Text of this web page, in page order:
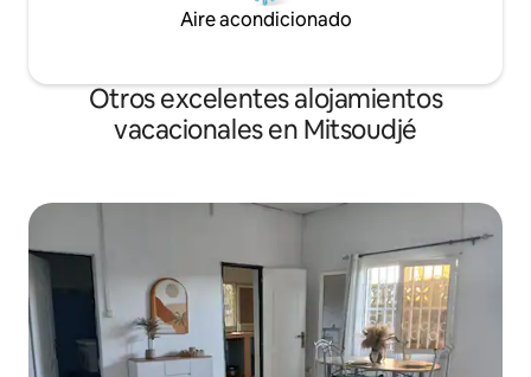
Aire acondicionado
Otros excelentes alojamientos
vacacionales en Mitsoudjé